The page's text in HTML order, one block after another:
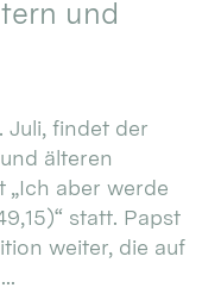
und
Juli, findet der
älteren
aber werde
statt. Papst
weiter, die auf